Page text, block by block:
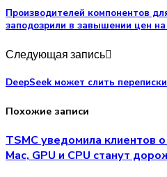
Производителей компонентов
заподозрили в завышении цен
Следующая запись
DeepSeek может слить
Похожие записи
TSMC уведомила клиентов
Mac, GPU и CPU станут